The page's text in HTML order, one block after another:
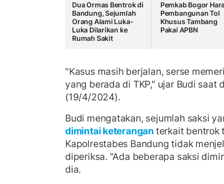
Dua Ormas Bentrok di
Bandung, Sejumlah
Orang Alami Luka-
Luka Dilarikan ke
Rumah Sakit
Pemkab Bogor
Pembangunan Tol
Khusus Tambang
Pakai APBN
"Kasus masih berjalan, serse
yang berada di TKP," ujar Budi saat
(19/4/2024).
Budi mengatakan, sejumlah saksi
dimintai keterangan terkait bentrok
Kapolrestabes Bandung tidak
diperiksa. "Ada beberapa saksi
dia.